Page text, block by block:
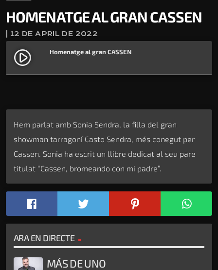
HOMENATGE AL GRAN CASSEN
| 12 DE APRIL DE 2022
play_circle_filled Homenatge al gran CASSEN
Hem parlat amb Sonia Sendra, la filla del gran
showman tarragoní Casto Sendra, més conegut per
Cassen. Sonia ha escrit un llibre dedicat al seu pare
titulat “Cassen, bromeando con mi padre”.
ARA EN DIRECTE
MÁS DE UNO